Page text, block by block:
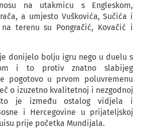
na utakmicu s Engleskom,
a umjesto Vuškovića, Sučića i
terenu su Pongračić, Kovačić i
donijelo bolju igru nego u duelu s
i to protiv znatno slabijeg
pogotovo u prvom poluvremenu
o izuzetno kvalitetnoj i nezgodnoj
je između ostalog vidjela i
i Hercegovine u prijateljskoj
prije početka Mundijala.